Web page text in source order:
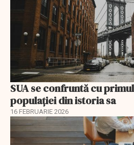
SUA se confruntă cu
populației din istoria sa
16 FEBRUARIE 2026